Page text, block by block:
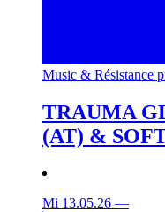
Music & Résistance
TRAUMA
(AT) &
Mi 13.05.26 —